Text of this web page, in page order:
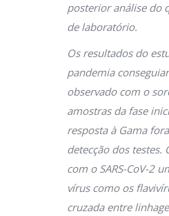
posterior análise do
de laboratório.
Os resultados do
pandemia
observado com o
amostras da fase
resposta à Gama
detecção dos
com o SARS-CoV-2
vírus como os
cruzada entre